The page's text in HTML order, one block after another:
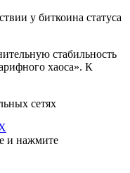
у биткоина статуса
стабильность
хаоса». К
сетях
и нажмите